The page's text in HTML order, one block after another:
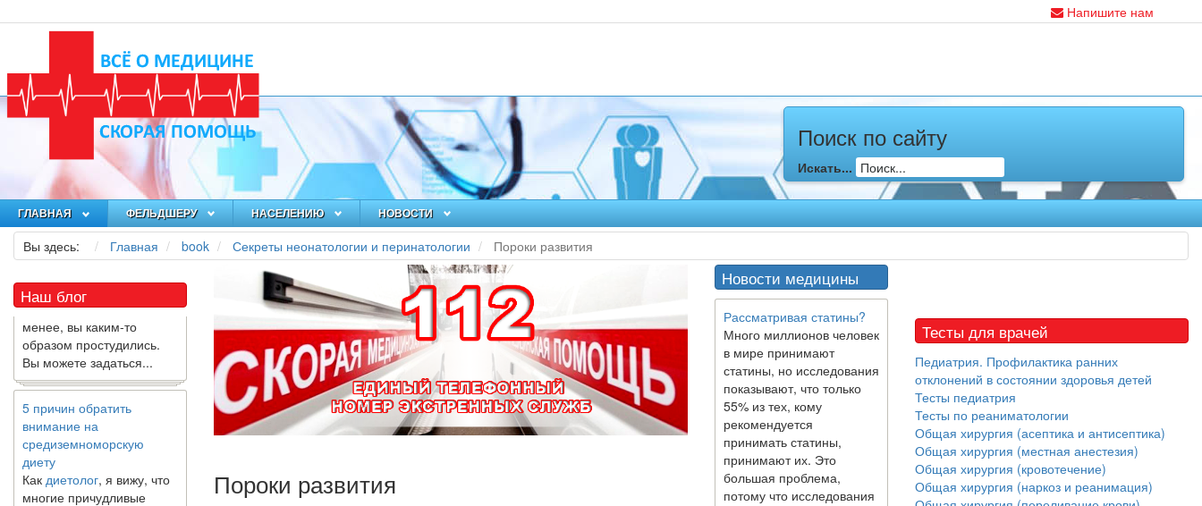
Напишите нам
Поиск по сайту
Искать...
ГЛАВНАЯ ФЕЛЬДШЕРУ НАСЕЛЕНИЮ НОВОСТИ
Вы здесь: Главная book Секреты неонатологии и перинатологии Пороки развития
Наш блог
Как я заболел во время
локдауна?
Это странная ситуация:
вы соблюдали все меры
предосторожности
время дома), но, тем не
менее, вы каким-то
Вы можете задаться...
5 причин обратить
внимание на
средиземноморскую
Как диетолог
, я вижу, что
многие причудливые
диеты приходят в нашу
Пороки развития
Новости медицины
Рассматривая статины?
Много миллионов человек
в мире принимают
статины, но исследования
показывают, что только
55% из тех, кому
рекомендуется
принимать статины,
принимают их. Это
большая проблема,
потому что исследования
Тесты для врачей
Педиатрия. Профилактика ранних
отклонений в состоянии здоровья детей
Тесты педиатрия
Тесты по реаниматологии
Общая хирургия (асептика и антисептика)
Общая хирургия (местная анестезия)
Общая хирургия (кровотечение)
Общая хирургия (наркоз и реанимация)